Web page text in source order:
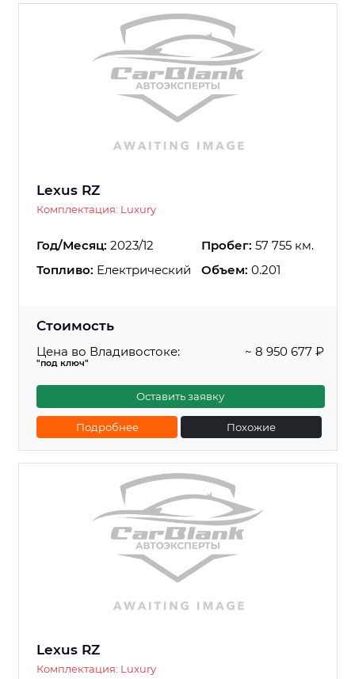
Lexus RZ
Комплектация: Luxury
Год/Месяц: 2023/12 Пробег: 57 755 км.
Топливо: Електрический Объем: 0.201
Стоимость
Цена во Владивостоке:
"под ключ"
~ 8 950 677 ₽
Оставить заявку
Подробнее Похожие
Lexus RZ
Комплектация: Luxury